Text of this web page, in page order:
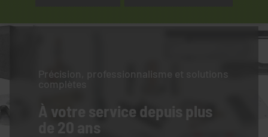
Précision, professionnalisme et solutions
complètes
À votre service depuis plus
de 20 ans